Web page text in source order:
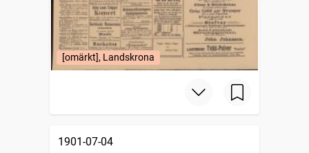
[omärkt], Landskrona
1901-07-04